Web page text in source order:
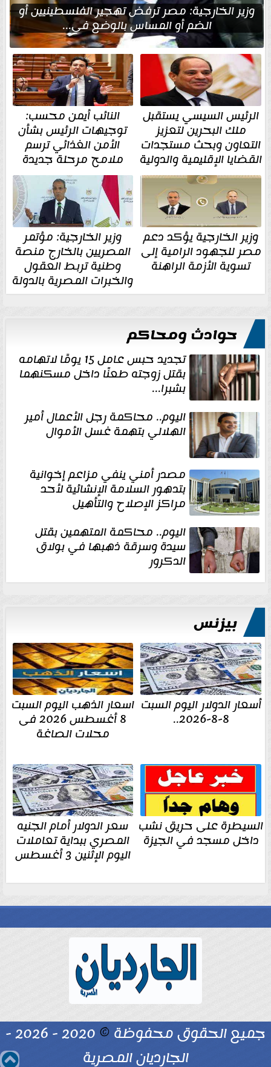
وزير الخارجية: مصر ترفض تهجير الفلسطينيين أو
الضم أو المساس بالوضع في...
الرئيس السيسي يستقبل
ملك البحرين لتعزيز
التعاون وبحث مستجدات
القضايا الإقليمية والدولية
النائب أيمن محسب:
توجيهات الرئيس بشأن
الأمن الغذائي ترسم
ملامح مرحلة جديدة
وزير الخارجية يؤكد دعم
مصر للجهود الرامية إلى
تسوية الأزمة الراهنة
وزير الخارجية: مؤتمر
المصريين بالخارج منصة
وطنية تربط العقول
والخبرات المصرية بالدولة
حوادث ومحاكم
تجديد حبس عامل 15 يومًا لاتهامه
بقتل زوجته طعنًا داخل مسكنهما
بشبرا...
اليوم.. محاكمة رجل الأعمال أمير
الهلالي بتهمة غسل الأموال
مصدر أمني ينفي مزاعم إخوانية
بتدهور السلامة الإنشائية لأحد
مراكز الإصلاح والتأهيل
اليوم.. محاكمة المتهمين بقتل
سيدة وسرقة ذهبها في بولاق
الدكرور
بيزنس
أسعار الدولار اليوم السبت
8-8-2026..
اسعار الذهب اليوم السبت
8 أغسطس 2026 فى
محلات الصاغة
السيطرة على حريق نشب
داخل مسجد في الجيزة
سعر الدولار أمام الجنيه
المصري ببداية تعاملات
اليوم الإثنين 3 أغسطس
جميع الحقوق محفوظة ©
2020 - 2026 -
الجارديان المصرية